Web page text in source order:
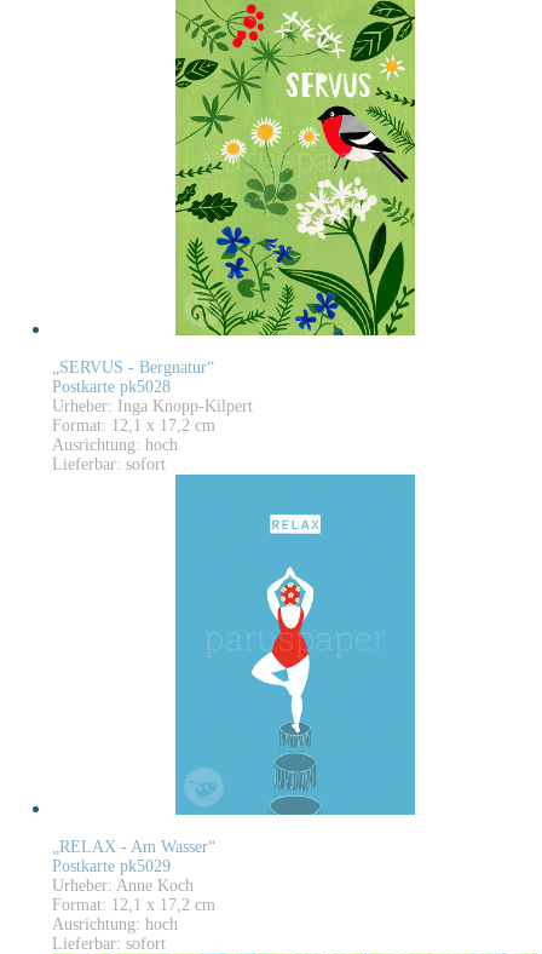
„SERVUS - Bergnatur“
Postkarte pk5028
Urheber: Inga Knopp-Kilpert
Format: 12,1 x 17,2 cm
Ausrichtung: hoch
Lieferbar: sofort
„RELAX - Am Wasser“
Postkarte pk5029
Urheber: Anne Koch
Format: 12,1 x 17,2 cm
Ausrichtung: hoch
Lieferbar: sofort